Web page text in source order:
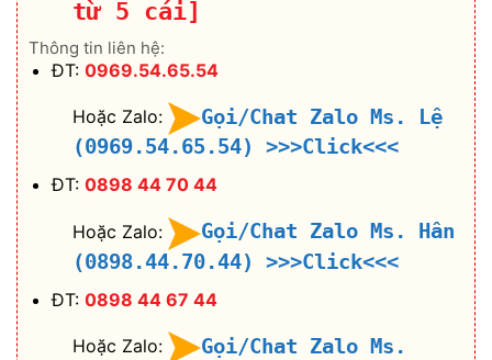
từ 5 cái]
Thông tin liên hệ:
ĐT: 0969.54.65.54
Hoặc Zalo:
Gọi/Chat Zalo Ms. Lệ
(0969.54.65.54)
>>>Click<<<
ĐT: 0898 44 70 44
Hoặc Zalo:
Gọi/Chat Zalo Ms. Hân
(0898.44.70.44)
>>>Click<<<
ĐT: 0898 44 67 44
Hoặc Zalo:
Gọi/Chat Zalo Ms.